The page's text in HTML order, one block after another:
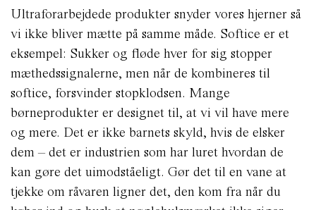
Ultraforarbejdede produkter snyder vores hjerner så
vi ikke bliver mætte på samme måde. Softice er et
eksempel: Sukker og fløde hver for sig stopper
mæthedssignalerne, men når de kombineres til
softice, forsvinder stopklodsen. Mange
børneprodukter er designet til, at vi vil have mere
og mere. Det er ikke barnets skyld, hvis de elsker
dem – det er industrien som har luret hvordan de
kan gøre det uimodståeligt. Gør det til en vane at
tjekke om råvaren ligner det, den kom fra når du